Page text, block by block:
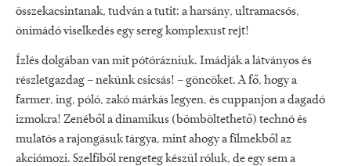
összekacsintanak, tudván a tutit: a harsány, ultramacsós,
önimádó viselkedés egy sereg komplexust rejt!
Ízlés dolgában van mit pótórázniuk. Imádják a látványos és
részletgazdag – nekünk csicsás! – göncöket. A fő, hogy a
farmer, ing, póló, zakó márkás legyen, és cuppanjon a dagadó
izmokra! Zenéből a dinamikus (bömböltethető) technó és
mulatós a rajongásuk tárgya, mint ahogy a filmekből az
akciómozi. Szelfiből rengeteg készül róluk, de egy sem a